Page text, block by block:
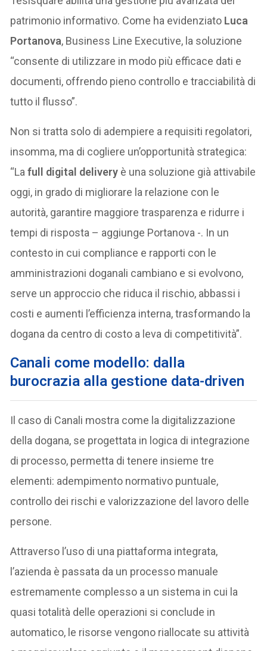
patrimonio informativo. Come ha evidenziato Luca
Portanova, Business Line Executive, la soluzione
“consente di utilizzare in modo più efficace dati e
documenti, offrendo pieno controllo e tracciabilità di
tutto il flusso”.
Non si tratta solo di adempiere a requisiti regolatori,
insomma, ma di cogliere un’opportunità strategica:
“Lafull digital delivery è una soluzione già attivabile
oggi, in grado di migliorare la relazione con le
autorità, garantire maggiore trasparenza e ridurre i
tempi di risposta – aggiunge Portanova -. In un
contesto in cui compliance e rapporti con le
amministrazioni doganali cambiano e si evolvono,
serve un approccio che riduca il rischio, abbassi i
costi e aumenti l’efficienza interna, trasformando la
dogana da centro di costo a leva di competitività”.
Canali come modello: dalla
burocrazia alla gestione data-driven
Il caso di Canali mostra come la digitalizzazione
della dogana, se progettata in logica di integrazione
di processo, permetta di tenere insieme tre
elementi: adempimento normativo puntuale,
controllo dei rischi e valorizzazione del lavoro delle
persone.
Attraverso l’uso di una piattaforma integrata,
l’azienda è passata da un processo manuale
estremamente complesso a un sistema in cui la
quasi totalità delle operazioni si conclude in
automatico, le risorse vengono riallocate su attività